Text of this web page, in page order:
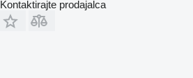
Kontaktirajte prodajalca